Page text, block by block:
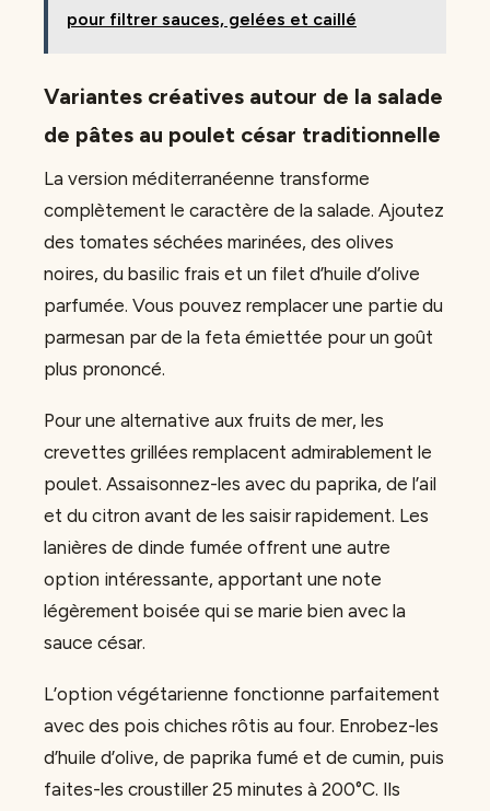
pour filtrer sauces, gelées et caillé
Variantes créatives autour de la salade
de pâtes au poulet césar traditionnelle
La version méditerranéenne transforme
complètement le caractère de la salade. Ajoutez
des tomates séchées marinées, des olives
noires, du basilic frais et un filet d’huile d’olive
parfumée. Vous pouvez remplacer une partie du
parmesan par de la feta émiettée pour un goût
plus prononcé.
Pour une alternative aux fruits de mer, les
crevettes grillées remplacent admirablement le
poulet. Assaisonnez-les avec du paprika, de l’ail
et du citron avant de les saisir rapidement. Les
lanières de dinde fumée offrent une autre
option intéressante, apportant une note
légèrement boisée qui se marie bien avec la
sauce césar.
L’option végétarienne fonctionne parfaitement
avec des pois chiches rôtis au four. Enrobez-les
d’huile d’olive, de paprika fumé et de cumin, puis
faites-les croustiller 25 minutes à 200°C. Ils